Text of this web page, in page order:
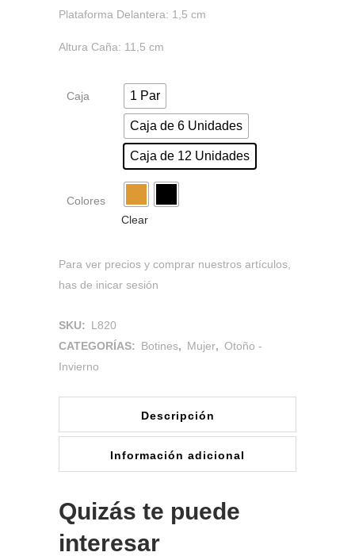
Plataforma Delantera: 1,5 cm
Altura Caña: 11,5 cm
Caja 1 Par
Caja de 6 Unidades
Caja de 12 Unidades
Colores
Clear
Para ver precios y comprar nuestros artículos,
has de inicar sesión
SKU: L820
CATEGORÍAS: Botines, Mujer, Otoño -
Invierno
Descripción
Información adicional
Quizás te puede
interesar